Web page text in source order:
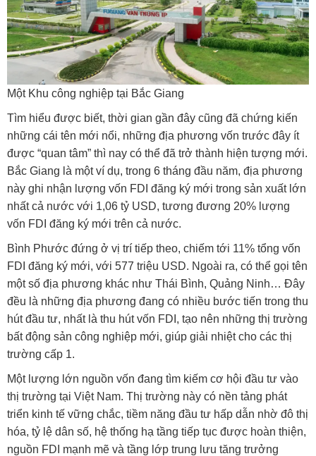
Một Khu công nghiệp tại Bắc Giang
Tìm hiểu được biết, thời gian gần đây cũng đã chứng kiến
những cái tên mới nổi, những địa phương vốn trước đây ít
được “quan tâm” thì nay có thể đã trở thành hiện tượng mới.
Bắc Giang là một ví dụ, trong 6 tháng đầu năm, địa phương
này ghi nhận lượng vốn FDI đăng ký mới trong sản xuất lớn
nhất cả nước với 1,06 tỷ USD, tương đương 20% lượng
vốn FDI đăng ký mới trên cả nước.
Bình Phước đứng ở vị trí tiếp theo, chiếm tới 11% tổng vốn
FDI đăng ký mới, với 577 triệu USD. Ngoài ra, có thể gọi tên
một số địa phương khác như Thái Bình, Quảng Ninh… Đây
đều là những địa phương đang có nhiều bước tiến trong thu
hút đầu tư, nhất là thu hút vốn FDI, tạo nên những thị trường
bất động sản công nghiệp mới, giúp giải nhiệt cho các thị
trường cấp 1.
Một lượng lớn nguồn vốn đang tìm kiếm cơ hội đầu tư vào
thị trường tại Việt Nam. Thị trường này có nền tảng phát
triển kinh tế vững chắc, tiềm năng đầu tư hấp dẫn nhờ đô thị
hóa, tỷ lệ dân số, hệ thống hạ tầng tiếp tục được hoàn thiện,
nguồn FDI mạnh mẽ và tầng lớp trung lưu tăng trưởng